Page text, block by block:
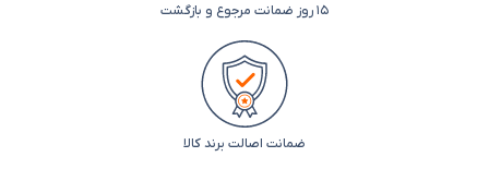
۱۵ روز ضمانت مرجوع و بازگشت
ضمانت اصالت برند کالا